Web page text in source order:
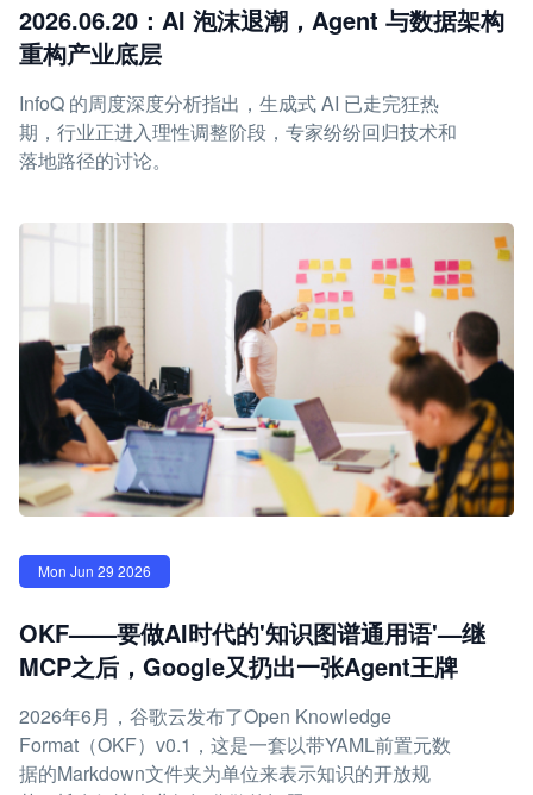
2026.06.20：AI 泡沫退潮，Agent 与数据架构
重构产业底层
InfoQ 的周度深度分析指出，生成式 AI 已走完狂热
期，行业正进入理性调整阶段，专家纷纷回归技术和
落地路径的讨论。
Mon Jun 29 2026
OKF——要做AI时代的'知识图谱通用语'—继
MCP之后，Google又扔出一张Agent王牌
2026年6月，谷歌云发布了Open Knowledge
Format（OKF）v0.1，这是一套以带YAML前置元数
据的Markdown文件夹为单位来表示知识的开放规